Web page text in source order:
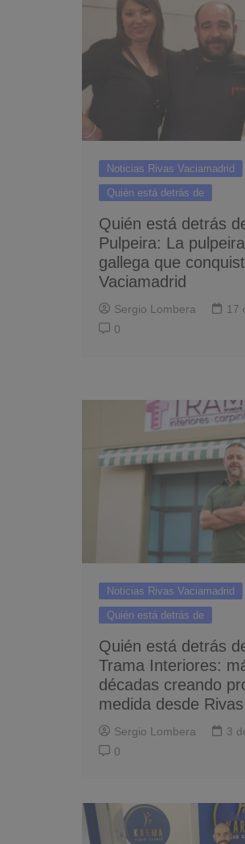
Noticias Rivas Vaciamadrid
Quién está detrás de
Quién está detrás
Pulpeira: La
gallega que
Vaciamadrid
Sergio Lombera
17
0
Noticias Rivas Vaciamadrid
Quién está detrás de
Quién está detrás
Trama Interiores:
décadas creando
medida desde Rivas
Sergio Lombera
3
0